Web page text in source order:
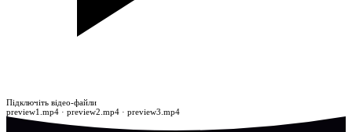
Підключіть відео-файли
preview1.mp4 · preview2.mp4 · preview3.mp4